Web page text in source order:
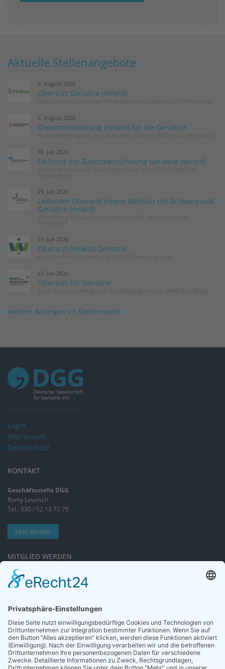
Aktuelle Stellenangebote
5. August 2026
Oberarzt Geriatrie (m/w/d)
5. August 2026
Departmentleitung (m/w/d) für die Geriatrie
30. Juli 2026
Facharzt mit Zusatzbezeichnung Geriatrie (w/m/d)
29. Juli 2026
Leitender Oberarzt Innere Medizin mit Schwerpunkt
Geriatrie (m/w/d)
23. Juli 2026
Oberarzt (m/w/d) Geriatrie
23. Juli 2026
Oberarzt für Geriatrie
weitere Anzeigen im Stellenmarkt
Login
Impressum
Datenschutz
KONTAKT
Geschäftsstelle DGG
Romy Laurisch
Tel.: 030 / 52 13 72 75
Mail senden
MITGLIED WERDEN
Sieben gute Gründe
für Ihre Mitgliedschaft
NEWSLETTER
Neuigkeiten rund um die Geriatrie und die DGG – regelmäßig in Ihrem